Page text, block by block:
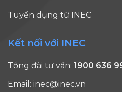
Tuyển dụng từ INEC
Kết nối với INEC
Tổng đài tư vấn: 1900 636
Email: inec@inec.vn